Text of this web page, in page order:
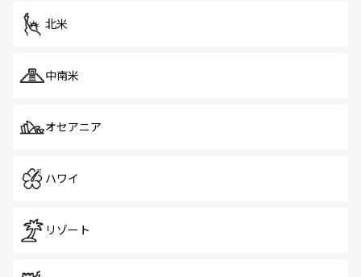
北米
中南米
オセアニア
ハワイ
リゾート